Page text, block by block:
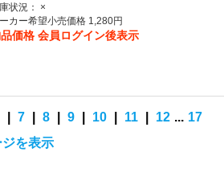
状況：
×
カー希望小売価格 1,280円
価格 会員ログイン後表示
7 8 9 10 11 12 ... 17
を表示